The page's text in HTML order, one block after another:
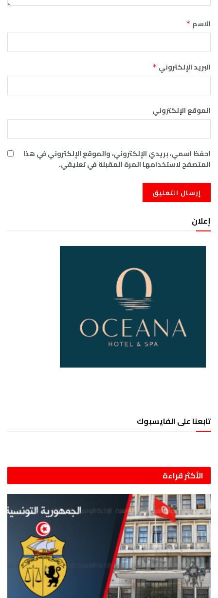
الاسم *
البريد الإلكتروني *
الموقع الإلكتروني
احفظ اسمي، بريدي الإلكتروني، والموقع الإلكتروني في هذا
المتصفح لاستخدامها المرة المقبلة في تعليقي.
إعلان
تابعنا على الفايسبوك
الأكثر قراءة